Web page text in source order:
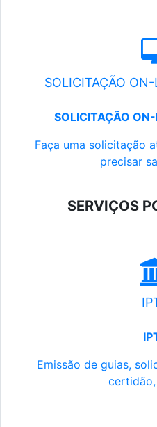
SOLICITAÇÃO
SOLICITAÇÃO
Faça uma solicitação
precisar
SERVIÇOS
Emissão de guias,